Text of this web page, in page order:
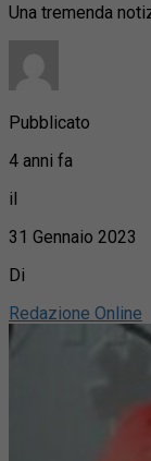
Una tremenda
Pubblicato
4 anni fa
il
31 Gennaio 2023
Di
Redazione Online